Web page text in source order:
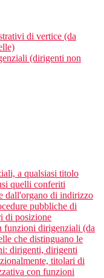
di vertice (da
(dirigenti non
a qualsiasi titolo
quelli conferiti
dall'organo di indirizzo
pubbliche di
di posizione
funzioni dirigenziali (da
che distinguano le
dirigenti, dirigenti
titolari di
con funzioni